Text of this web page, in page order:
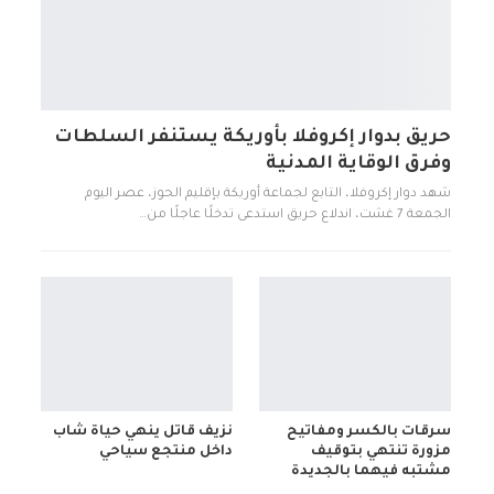
حريق بدوار إكروفلا بأوريكة يستنفر السلطات
وفرق الوقاية المدنية
شهد دوار إكروفلا، التابع لجماعة أوريكة بإقليم الحوز، عصر اليوم
الجمعة 7 غشت، اندلاع حريق استدعى تدخلًا عاجلًا من…
سرقات بالكسر ومفاتيح
مزورة تنتهي بتوقيف
مشتبه فيهما بالجديدة
نزيف قاتل ينهي حياة شاب
داخل منتجع سياحي